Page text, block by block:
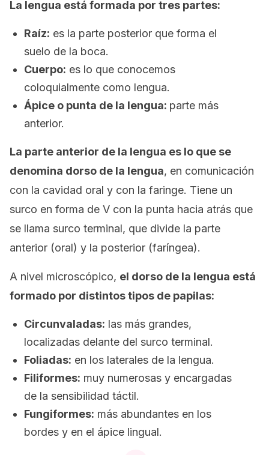
La lengua está formada por tres partes:
Raíz: es la parte posterior que forma el
suelo de la boca.
Cuerpo: es lo que conocemos
coloquialmente como lengua.
Ápice o punta de la lengua: parte más
anterior.
La parte anterior de la lengua es lo que se
denomina dorso de la lengua, en comunicación
con la cavidad oral y con la faringe. Tiene un
surco en forma de V con la punta hacia atrás que
se llama surco terminal, que divide la parte
anterior (oral) y la posterior (faríngea).
A nivel microscópico, el dorso de la lengua está
formado por distintos tipos de papilas:
Circunvaladas: las más grandes,
localizadas delante del surco terminal.
Foliadas: en los laterales de la lengua.
Filiformes: muy numerosas y encargadas
de la sensibilidad táctil.
Fungiformes: más abundantes en los
bordes y en el ápice lingual.